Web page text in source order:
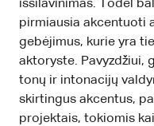
išsilavinimas. Todėl
pirmiausia akcentuoti
gebėjimus, kurie yra
aktoryste. Pavyzdžiui,
tonų ir intonacijų
skirtingus akcentus,
projektais, tokiomis